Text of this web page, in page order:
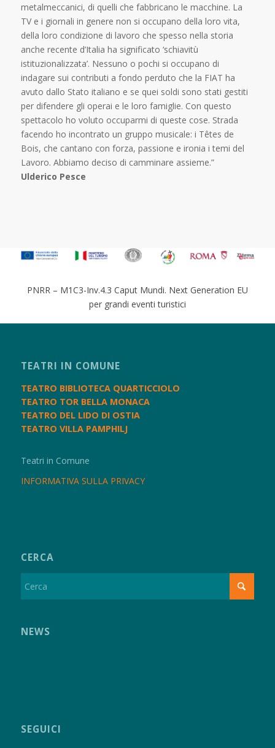
metalmeccanici, di quelli che fabbricano le macchine. La
TV e i giornali in genere non si occupano della loro vita,
della loro condizione di lavoro che spesso nella storia
anche recente d’Italia ha significato ‘schiavitù
istituzionalizzata’. Nessuno o pochi si occupano di
indagare sui contributi a fondo perduto che la FIAT ha
avuto dallo Stato italiano e se quei soldi sono stati gestiti
per difendere gli operai e le loro famiglie. Con questo
spettacolo ho voluto occuparmi di queste cose. Strada
facendo ho incontrato un gruppo musicale: i Têtes de
Bois, che cantano con forza, passione e ironia i temi del
Lavoro. Abbiamo deciso di camminare assieme.”
Ulderico Pesce
PNRR – M1C3-Inv.4.3 Caput Mundi. Next Generation EU
per grandi eventi turistici
TEATRI IN COMUNE
TEATRO BIBLIOTECA QUARTICCIOLO
TEATRO TOR BELLA MONACA
TEATRO DEL LIDO DI OSTIA
TEATRO VILLA PAMPHILJ
Teatri in Comune
INFORMATIVA SULLA PRIVACY
CERCA
NEWS
SEGUICI